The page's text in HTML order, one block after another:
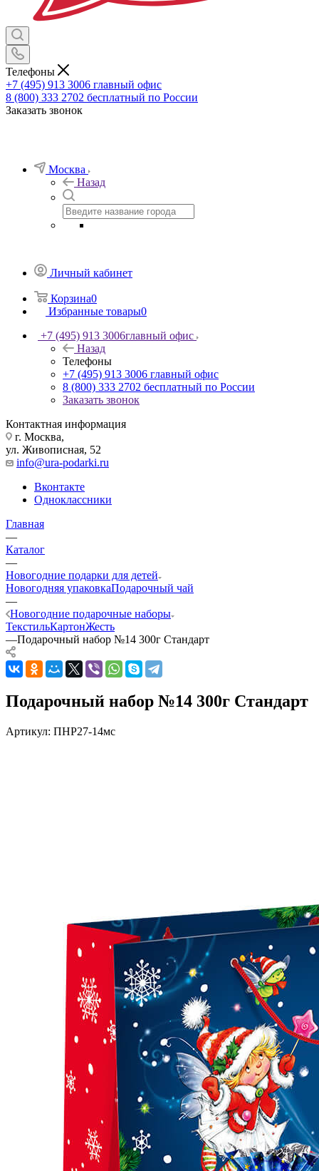
Телефоны
+7 (495) 913 3006 главный офис
8 (800) 333 2702 бесплатный по России
Заказать звонок
Москва
Назад
Личный кабинет
Корзина0
Избранные товары0
+7 (495) 913 3006главный офис
Назад
Телефоны
+7 (495) 913 3006 главный офис
8 (800) 333 2702 бесплатный по России
Заказать звонок
Контактная информация
г. Москва,
ул. Живописная, 52
info@ura-podarki.ru
Вконтакте
Одноклассники
Главная
—
Каталог
—
Новогодние подарки для детей
Новогодняя упаковкаПодарочный чай
—
Новогодние подарочные наборы
ТекстильКартонЖесть
—Подарочный набор №14 300г Стандарт
Подарочный набор №14 300г Стандарт
Артикул: ПНР27-14мс